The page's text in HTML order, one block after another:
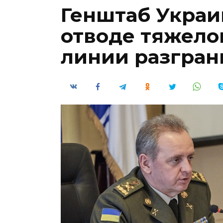
Генштаб
отводе
линии